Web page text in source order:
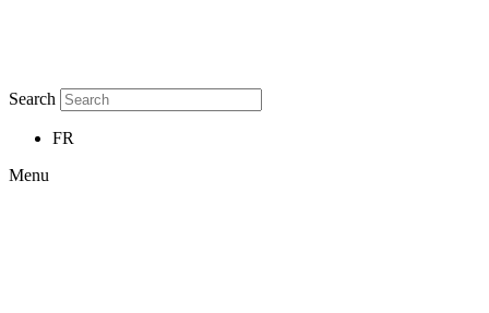
Search
FR
Menu